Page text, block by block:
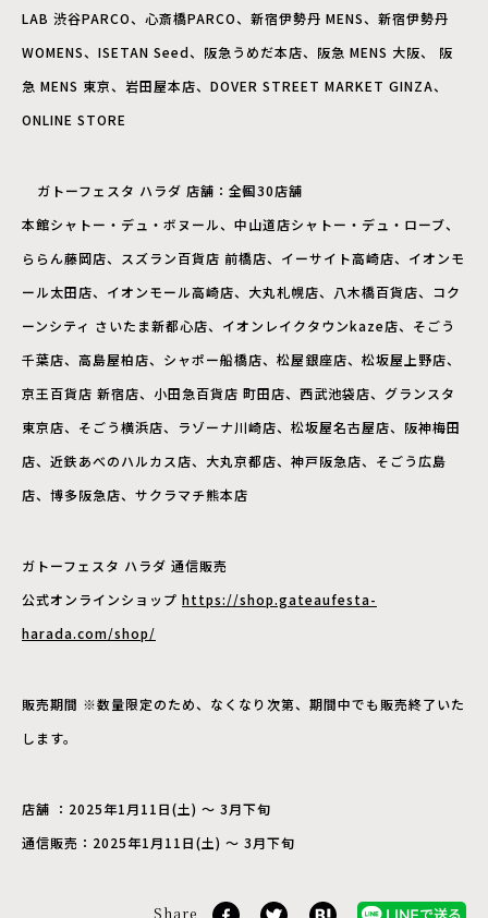
LAB 渋谷PARCO、心斎橋PARCO、新宿伊勢丹 MENS、新宿伊勢丹
WOMENS、ISETAN Seed、阪急うめだ本店、阪急 MENS 大阪、 阪
急 MENS 東京、岩田屋本店、DOVER STREET MARKET GINZA、
ONLINE STORE
ガトーフェスタ ハラダ 店舗：全国30店舗
本館シャトー・デュ・ボヌール、中山道店シャトー・デュ・ローブ、
ららん藤岡店、スズラン百貨店 前橋店、イーサイト高崎店、イオンモ
ール太田店、イオンモール高崎店、大丸札幌店、八木橋百貨店、コク
ーンシティ さいたま新都心店、イオンレイクタウンkaze店、そごう
千葉店、高島屋柏店、シャポー船橋店、松屋銀座店、松坂屋上野店、
京王百貨店 新宿店、小田急百貨店 町田店、西武池袋店、グランスタ
東京店、そごう横浜店、ラゾーナ川崎店、松坂屋名古屋店、阪神梅田
店、近鉄あべのハルカス店、大丸京都店、神戸阪急店、そごう広島
店、博多阪急店、サクラマチ熊本店
ガトーフェスタ ハラダ 通信販売
公式オンラインショップ https://shop.gateaufesta-
harada.com/shop/
販売期間 ※数量限定のため、なくなり次第、期間中でも販売終了いた
します。
店舗 ：2025年1月11日(土) ～ 3月下旬
通信販売：2025年1月11日(土) ～ 3月下旬
Share